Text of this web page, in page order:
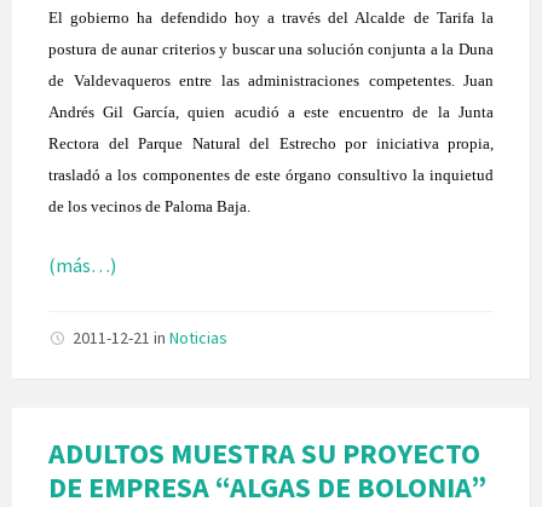
El gobierno ha defendido hoy a través del Alcalde de Tarifa la
postura de aunar criterios y buscar una solución conjunta a la Duna
de Valdevaqueros entre las administraciones competentes. Juan
Andrés Gil García, quien acudió a este encuentro de la Junta
Rectora del Parque Natural del Estrecho por iniciativa propia,
trasladó a los componentes de este órgano consultivo la inquietud
de los vecinos de Paloma Baja.
(más…)
2011-12-21 in Noticias
ADULTOS MUESTRA SU PROYECTO
DE EMPRESA “ALGAS DE BOLONIA”